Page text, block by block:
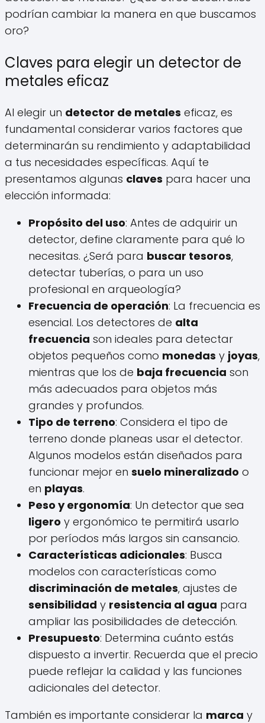
podrían cambiar la manera en que buscamos
oro?
Claves para elegir un detector de
metales eficaz
Al elegir un detector de metales eficaz, es
fundamental considerar varios factores que
determinarán su rendimiento y adaptabilidad
a tus necesidades específicas. Aquí te
presentamos algunas claves para hacer una
elección informada:
Propósito del uso: Antes de adquirir un
detector, define claramente para qué lo
necesitas. ¿Será para buscar tesoros,
detectar tuberías, o para un uso
profesional en arqueología?
Frecuencia de operación: La frecuencia es
esencial. Los detectores de alta
frecuencia son ideales para detectar
objetos pequeños como monedas y joyas,
mientras que los de baja frecuencia son
más adecuados para objetos más
grandes y profundos.
Tipo de terreno: Considera el tipo de
terreno donde planeas usar el detector.
Algunos modelos están diseñados para
funcionar mejor en suelo mineralizado o
en playas.
Peso y ergonomía: Un detector que sea
ligero y ergonómico te permitirá usarlo
por períodos más largos sin cansancio.
Características adicionales: Busca
modelos con características como
discriminación de metales, ajustes de
sensibilidad y resistencia al agua para
ampliar las posibilidades de detección.
Presupuesto: Determina cuánto estás
dispuesto a invertir. Recuerda que el precio
puede reflejar la calidad y las funciones
adicionales del detector.
También es importante considerar la marca y